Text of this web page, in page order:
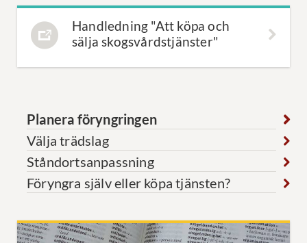
Handledning "Att köpa och
sälja skogsvårdstjänster"
Planera föryngringen
Välja trädslag
Ståndortsanpassning
Föryngra själv eller köpa tjänsten?